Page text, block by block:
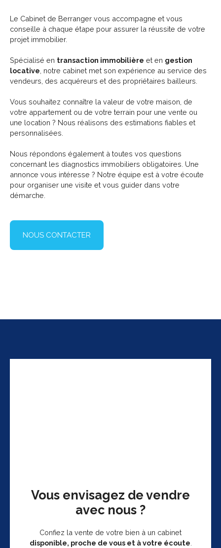
Le Cabinet de Berranger vous accompagne et vous
conseille à chaque étape pour assurer la réussite de votre
projet immobilier.
Spécialisé en transaction immobilière et en gestion
locative , notre cabinet met son expérience au service des
vendeurs, des acquéreurs et des propriétaires bailleurs.
Vous souhaitez connaître la valeur de votre maison, de
votre appartement ou de votre terrain pour une vente ou
une location ? Nous réalisons des estimations fiables et
personnalisées.
Nous répondons également à toutes vos questions
concernant les diagnostics immobiliers obligatoires. Une
annonce vous intéresse ? Notre équipe est à votre écoute
pour organiser une visite et vous guider dans votre
démarche.
NOUS CONTACTER
Vous envisagez de vendre
avec nous ?
Confiez la vente de votre bien à un cabinet
disponible, proche de vous et à votre écoute